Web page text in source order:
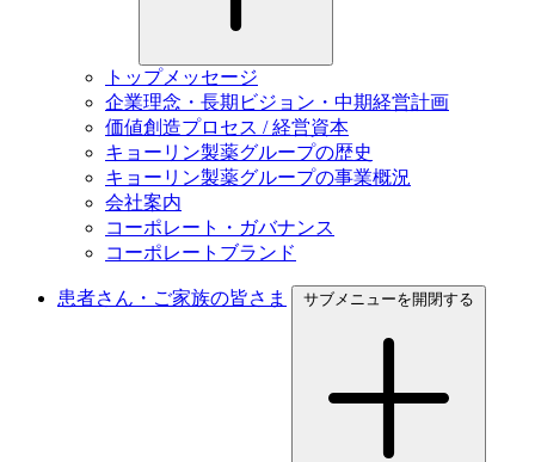
トップメッセージ
企業理念・長期ビジョン・中期経営計画
価値創造プロセス / 経営資本
キョーリン製薬グループの歴史
キョーリン製薬グループの事業概況
会社案内
コーポレート・ガバナンス
コーポレートブランド
患者さん・ご家族の皆さま サブメニューを開閉する